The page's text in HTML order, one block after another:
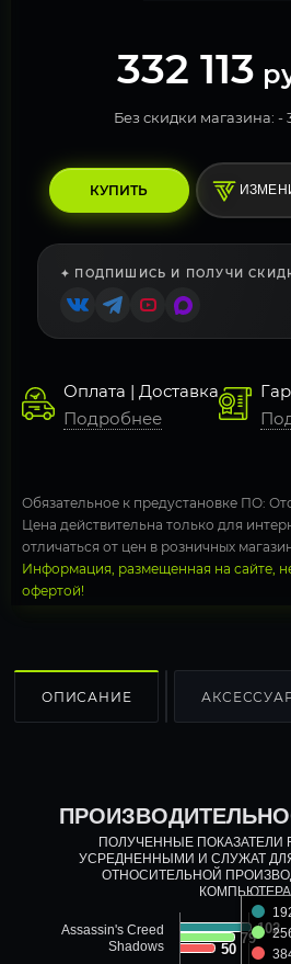
332 113
Без скидки магазина: -
КУПИТЬ
✦ ПОДПИШИСЬ И ПОЛУЧИ
Оплата | Доставка
Подробнее
Обязательное к предустановке ПО:
Цена действительна только для
отличаться от цен в розничных
Информация, размещенная на сайте,
офертой!
ОПИСАНИЕ
ПОЛУЧЕННЫЕ ПОКАЗАТЕЛИ
УСРЕДНЕННЫМИ И СЛУЖАТ
ОТНОСИТЕЛЬНОЙ
КОМПЬЮТЕРА
102
102
79
79
50
50
Assassin's Creed
Shadows